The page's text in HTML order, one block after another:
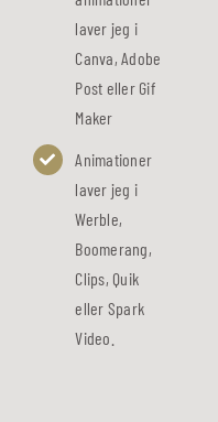
laver jeg i
Canva, Adobe
Post eller Gif
Maker
Animationer
laver jeg i
Werble,
Boomerang,
Clips, Quik
eller Spark
Video.